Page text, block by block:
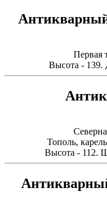
Первая
Высота - 139.
Тополь,
Высота - 112.